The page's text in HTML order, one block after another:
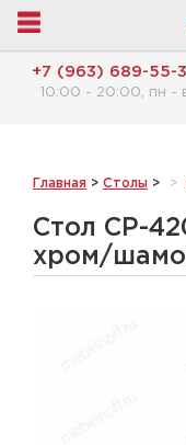
+7 (963) 689-55-
10:00 - 20:00, пн -
Главная > Столы >
Стол СР-
хром/